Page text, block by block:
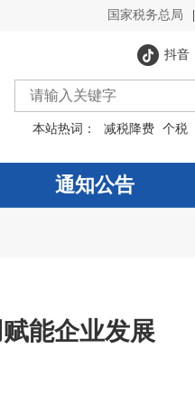
国家税务总局
抖音
本站热词： 减税降费 个税
通知公告
能企业发展